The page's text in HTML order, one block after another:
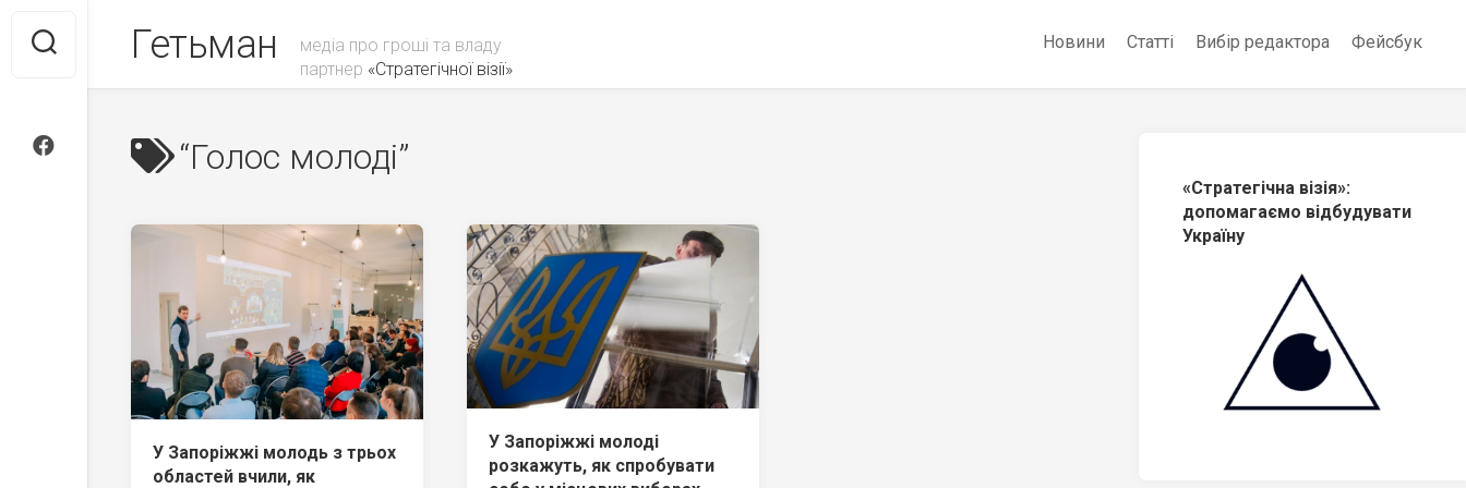
content
Гетьман
медіа про гроші та владу
партнер «Стратегічної візії»
Новини Статті Вибір редактора Фейсбук
“Голос молоді”
У Запоріжжі молодь з трьох
областей вчили, як
У Запоріжжі молоді
розкажуть, як спробувати
«Стратегічна візія»:
допомагаємо відбудувати
Україну